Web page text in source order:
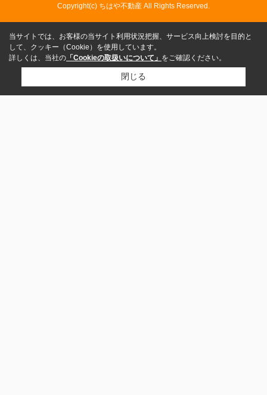
Copyright(c) ちはや不動産 All Rights Reserved.
当サイトでは、お客様の当サイト利用状況把握、サービス向上検討を目的と
して、クッキー（Cookie）を使用しています。
詳しくは、当社の 「Cookieの取扱いについて」 をご確認ください。
閉じる